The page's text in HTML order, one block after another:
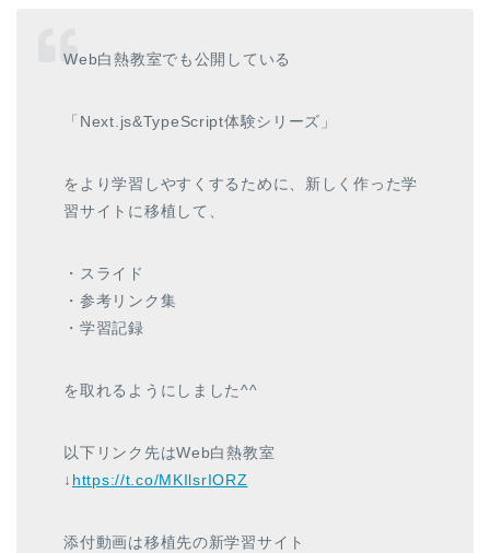
Web白熱教室でも公開している
「Next.js&TypeScript体験シリーズ」
をより学習しやすくするために、新しく作った学
習サイトに移植して、
・スライド
・参考リンク集
・学習記録
を取れるようにしました^^
以下リンク先はWeb白熱教室
↓ https://t.co/MKIlsrIORZ
添付動画は移植先の新学習サイト